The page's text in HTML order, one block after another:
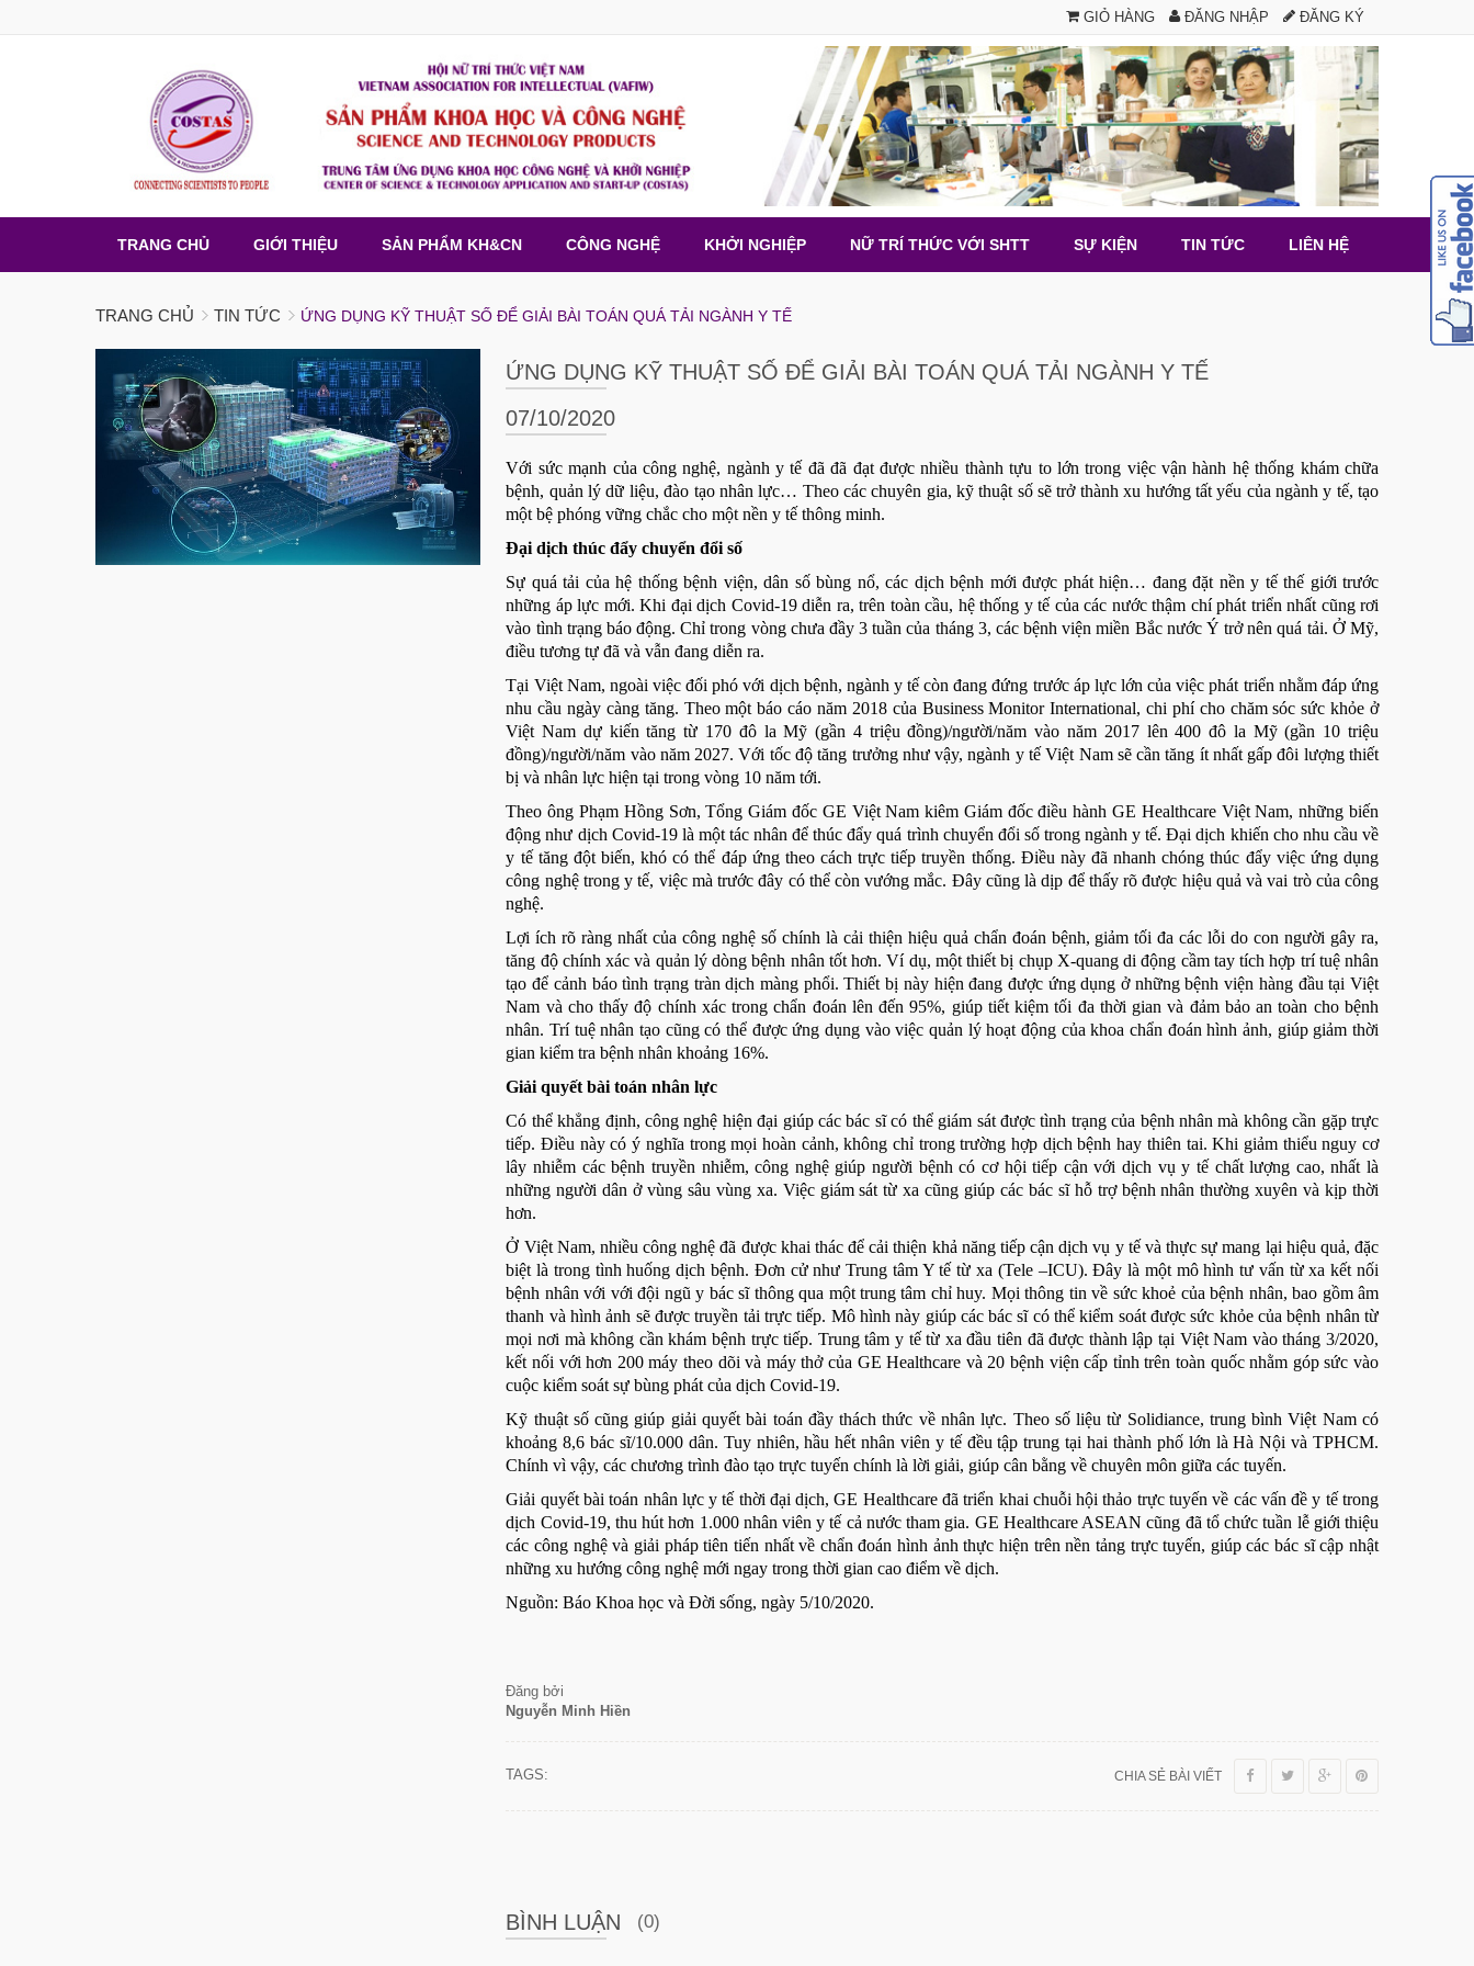
GIỎ HÀNG ĐĂNG NHẬP ĐĂNG KÝ
TRANG CHỦ GIỚI THIỆU SẢN PHẨM KH&CN CÔNG NGHỆ KHỞI NGHIỆP NỮ TRÍ THỨC VỚI SHTT SỰ KIỆN TIN TỨC LIÊN HỆ
TRANG CHỦ TIN TỨC ỨNG DỤNG KỸ THUẬT SỐ ĐỂ GIẢI BÀI TOÁN QUÁ TẢI NGÀNH Y TẾ
ỨNG DỤNG KỸ THUẬT SỐ ĐỂ GIẢI BÀI TOÁN QUÁ TẢI NGÀNH Y TẾ
07/10/2020
Với sức mạnh của công nghệ, ngành y tế đã đã đạt được nhiều thành tựu to lớn trong việc vận hành hệ thống khám chữa
bệnh, quản lý dữ liệu, đào tạo nhân lực… Theo các chuyên gia, kỹ thuật số sẽ trở thành xu hướng tất yếu của ngành y tế, tạo
một bệ phóng vững chắc cho một nền y tế thông minh.
Đại dịch thúc đẩy chuyển đổi số
Sự quá tải của hệ thống bệnh viện, dân số bùng nổ, các dịch bệnh mới được phát hiện… đang đặt nền y tế thế giới trước
những áp lực mới. Khi đại dịch Covid-19 diễn ra, trên toàn cầu, hệ thống y tế của các nước thậm chí phát triển nhất cũng rơi
vào tình trạng báo động. Chỉ trong vòng chưa đầy 3 tuần của tháng 3, các bệnh viện miền Bắc nước Ý trở nên quá tải. Ở Mỹ,
điều tương tự đã và vẫn đang diễn ra.
Tại Việt Nam, ngoài việc đối phó với dịch bệnh, ngành y tế còn đang đứng trước áp lực lớn của việc phát triển nhằm đáp ứng
nhu cầu ngày càng tăng. Theo một báo cáo năm 2018 của Business Monitor International, chi phí cho chăm sóc sức khỏe ở
Việt Nam dự kiến tăng từ 170 đô la Mỹ (gần 4 triệu đồng)/người/năm vào năm 2017 lên 400 đô la Mỹ (gần 10 triệu
đồng)/người/năm vào năm 2027. Với tốc độ tăng trưởng như vậy, ngành y tế Việt Nam sẽ cần tăng ít nhất gấp đôi lượng thiết
bị và nhân lực hiện tại trong vòng 10 năm tới.
Theo ông Phạm Hồng Sơn, Tổng Giám đốc GE Việt Nam kiêm Giám đốc điều hành GE Healthcare Việt Nam, những biến
động như dịch Covid-19 là một tác nhân để thúc đẩy quá trình chuyển đổi số trong ngành y tế. Đại dịch khiến cho nhu cầu về
y tế tăng đột biến, khó có thể đáp ứng theo cách trực tiếp truyền thống. Điều này đã nhanh chóng thúc đẩy việc ứng dụng
công nghệ trong y tế, việc mà trước đây có thể còn vướng mắc. Đây cũng là dịp để thấy rõ được hiệu quả và vai trò của công
nghệ.
Lợi ích rõ ràng nhất của công nghệ số chính là cải thiện hiệu quả chẩn đoán bệnh, giảm tối đa các lỗi do con người gây ra,
tăng độ chính xác và quản lý dòng bệnh nhân tốt hơn. Ví dụ, một thiết bị chụp X-quang di động cầm tay tích hợp trí tuệ nhân
tạo để cảnh báo tình trạng tràn dịch màng phổi. Thiết bị này hiện đang được ứng dụng ở những bệnh viện hàng đầu tại Việt
Nam và cho thấy độ chính xác trong chẩn đoán lên đến 95%, giúp tiết kiệm tối đa thời gian và đảm bảo an toàn cho bệnh
nhân. Trí tuệ nhân tạo cũng có thể được ứng dụng vào việc quản lý hoạt động của khoa chẩn đoán hình ảnh, giúp giảm thời
gian kiểm tra bệnh nhân khoảng 16%.
Giải quyết bài toán nhân lực
Có thể khẳng định, công nghệ hiện đại giúp các bác sĩ có thể giám sát được tình trạng của bệnh nhân mà không cần gặp trực
tiếp. Điều này có ý nghĩa trong mọi hoàn cảnh, không chỉ trong trường hợp dịch bệnh hay thiên tai. Khi giảm thiểu nguy cơ
lây nhiễm các bệnh truyền nhiễm, công nghệ giúp người bệnh có cơ hội tiếp cận với dịch vụ y tế chất lượng cao, nhất là
những người dân ở vùng sâu vùng xa. Việc giám sát từ xa cũng giúp các bác sĩ hỗ trợ bệnh nhân thường xuyên và kịp thời
hơn.
Ở Việt Nam, nhiều công nghệ đã được khai thác để cải thiện khả năng tiếp cận dịch vụ y tế và thực sự mang lại hiệu quả, đặc
biệt là trong tình huống dịch bệnh. Đơn cử như Trung tâm Y tế từ xa (Tele –ICU). Đây là một mô hình tư vấn từ xa kết nối
bệnh nhân với với đội ngũ y bác sĩ thông qua một trung tâm chỉ huy. Mọi thông tin về sức khoẻ của bệnh nhân, bao gồm âm
thanh và hình ảnh sẽ được truyền tải trực tiếp. Mô hình này giúp các bác sĩ có thể kiểm soát được sức khỏe của bệnh nhân từ
mọi nơi mà không cần khám bệnh trực tiếp. Trung tâm y tế từ xa đầu tiên đã được thành lập tại Việt Nam vào tháng 3/2020,
kết nối với hơn 200 máy theo dõi và máy thở của GE Healthcare và 20 bệnh viện cấp tỉnh trên toàn quốc nhằm góp sức vào
cuộc kiểm soát sự bùng phát của dịch Covid-19.
Kỹ thuật số cũng giúp giải quyết bài toán đầy thách thức về nhân lực. Theo số liệu từ Solidiance, trung bình Việt Nam có
khoảng 8,6 bác sĩ/10.000 dân. Tuy nhiên, hầu hết nhân viên y tế đều tập trung tại hai thành phố lớn là Hà Nội và TPHCM.
Chính vì vậy, các chương trình đào tạo trực tuyến chính là lời giải, giúp cân bằng về chuyên môn giữa các tuyến.
Giải quyết bài toán nhân lực y tế thời đại dịch, GE Healthcare đã triển khai chuỗi hội thảo trực tuyến về các vấn đề y tế trong
dịch Covid-19, thu hút hơn 1.000 nhân viên y tế cả nước tham gia. GE Healthcare ASEAN cũng đã tổ chức tuần lễ giới thiệu
các công nghệ và giải pháp tiên tiến nhất về chẩn đoán hình ảnh thực hiện trên nền tảng trực tuyến, giúp các bác sĩ cập nhật
những xu hướng công nghệ mới ngay trong thời gian cao điểm về dịch.
Nguồn: Báo Khoa học và Đời sống, ngày 5/10/2020.
Đăng bởi
Nguyễn Minh Hiền
TAGS: CHIA SẺ BÀI VIẾT
BÌNH LUẬN (0)